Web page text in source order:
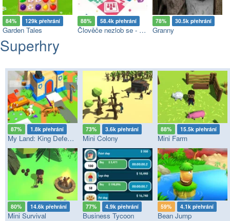
84% 129k přehrání
Garden Tales
88% 58.4k přehrání
Člověče nezlob se - Multiplayer
78% 30.5k přehrání
Granny
Superhry
87% 1.8k přehrání
My Land: King Defender
73% 3.6k přehrání
Mini Colony
88% 15.5k přehrání
Mini Farm
80% 14.6k přehrání
Mini Survival
77% 4.9k přehrání
Business Tycoon
59% 4.1k přehrání
Bean Jump